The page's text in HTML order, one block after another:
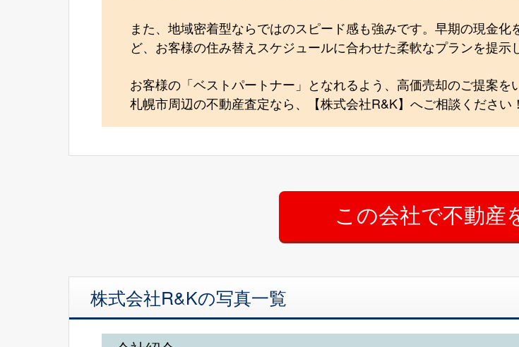
また、地域密着型ならではのスピード感も強みです。早期の現金
ど、お客様の住み替えスケジュールに合わせた柔軟なプランを提示
お客様の「ベストパートナー」となれるよう、高価売却のご提案を
札幌市周辺の不動産査定なら、【株式会社R&K】へご相談ください！
株式会社R&Kの写真一覧